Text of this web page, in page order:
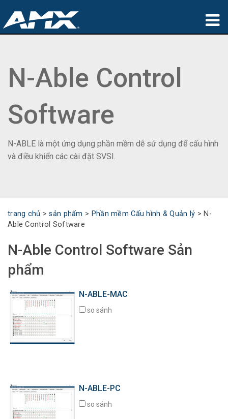
Ứng dụng
nơi mua
đào tạo
N-Able Control
Software
N-ABLE là một ứng dụng phần mềm dễ sử dụng để cấu hình
và điều khiển các cài đặt SVSI.
trang chủ >sản phẩm > Phần mềm Cấu hình & Quản lý > N-
Able Control Software
N-Able Control Software Sản
phẩm
N-ABLE-MAC
so sánh
N-ABLE-PC
so sánh